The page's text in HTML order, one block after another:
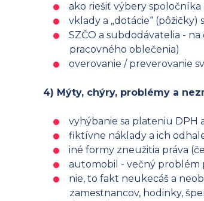
ako riešiť výbery
vklady a „dotácie“ (pôžičky)
SZČO a subdodávatelia -
pracovného oblečenia)
overovanie / preverovanie
4) Mýty, chýry, problémy a
vyhýbanie sa plateniu DPH
fiktívne náklady a ich
iné formy zneužitia práva
automobil - večný problém
nie, to fakt neukecáš a
zamestnancov, hodinky,